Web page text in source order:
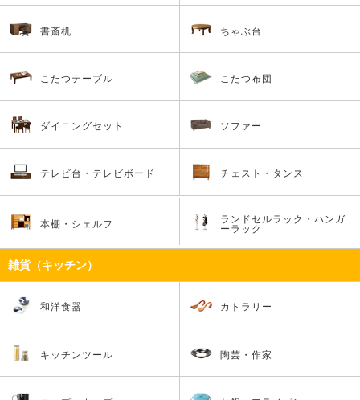
書斎机 ちゃぶ台
こたつテーブル こたつ布団
ダイニングセット ソファー
テレビ台・テレビボード チェスト・タンス
本棚・シェルフ
ランドセルラック・ハンガ
ーラック
雑貨（キッチン）
和洋食器 カトラリー
キッチンツール 陶芸・作家